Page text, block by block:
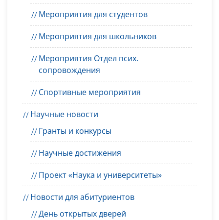
Мероприятия для студентов
Мероприятия для школьников
Мероприятия Отдел псих.
сопровождения
Спортивные мероприятия
Научные новости
Гранты и конкурсы
Научные достижения
Проект «Наука и университеты»
Новости для абитуриентов
День открытых дверей